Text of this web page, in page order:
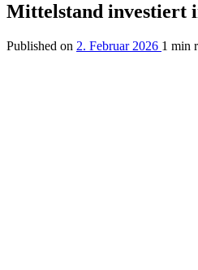
Mittelstand investiert
Published on 2. Februar 2026 1 min